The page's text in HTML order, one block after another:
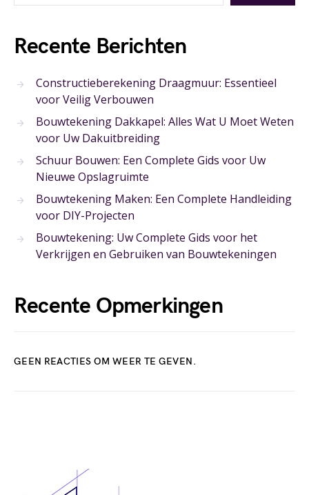
Recente Berichten
Constructieberekening Draagmuur: Essentieel
voor Veilig Verbouwen
Bouwtekening Dakkapel: Alles Wat U Moet Weten
voor Uw Dakuitbreiding
Schuur Bouwen: Een Complete Gids voor Uw
Nieuwe Opslagruimte
Bouwtekening Maken: Een Complete Handleiding
voor DIY-Projecten
Bouwtekening: Uw Complete Gids voor het
Verkrijgen en Gebruiken van Bouwtekeningen
Recente Opmerkingen
GEEN REACTIES OM WEER TE GEVEN.